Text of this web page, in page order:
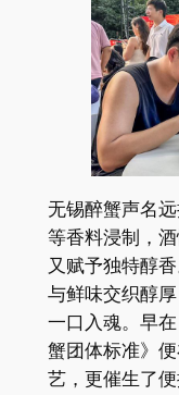
无锡醉蟹声名
等香料浸制，
又赋予独特醇
与鲜味交织醇
一口入魂。早
蟹团体标准》
艺，更催生了